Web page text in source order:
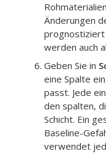
Änderungen
prognostiziert
werden auch
Geben Sie in
eine Spalte
passt. Jede
den spalten,
Schicht. Ein
Baseline-
verwendet